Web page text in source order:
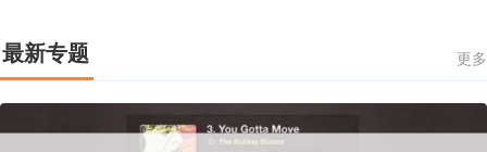
用户可以方便地查找到所需的题目，进行练习和巩固
知识。通过分析用户的学
最新专题 更多